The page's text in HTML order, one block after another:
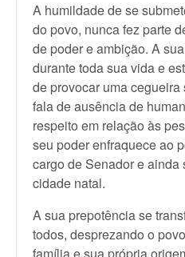
A humildade de se
do povo, nunca fez parte
de poder e ambição. A
durante toda sua vida e
de provocar uma
fala de ausência de
respeito em relação às
seu poder enfraquece ao
cargo de Senador e ainda
cidade natal.
A sua prepotência se
todos, desprezando o